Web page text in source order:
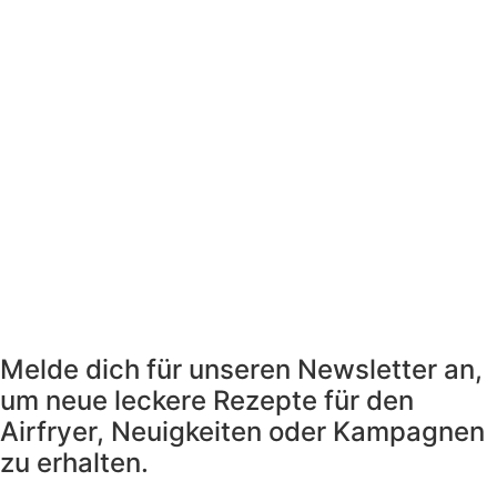
Melde dich für unseren Newsletter an,
um neue leckere Rezepte für den
Airfryer, Neuigkeiten oder Kampagnen
zu erhalten.